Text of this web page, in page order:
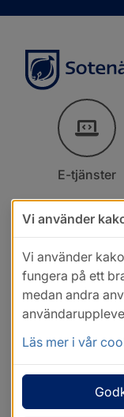
E-tjänster
Vi använder
Vi använder
fungera på ett
medan andra
Läs mer i vår